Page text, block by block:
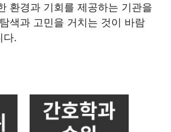
환경과 기회를 제공하는 기관을
색과 고민을 거치는 것이 바람
다.